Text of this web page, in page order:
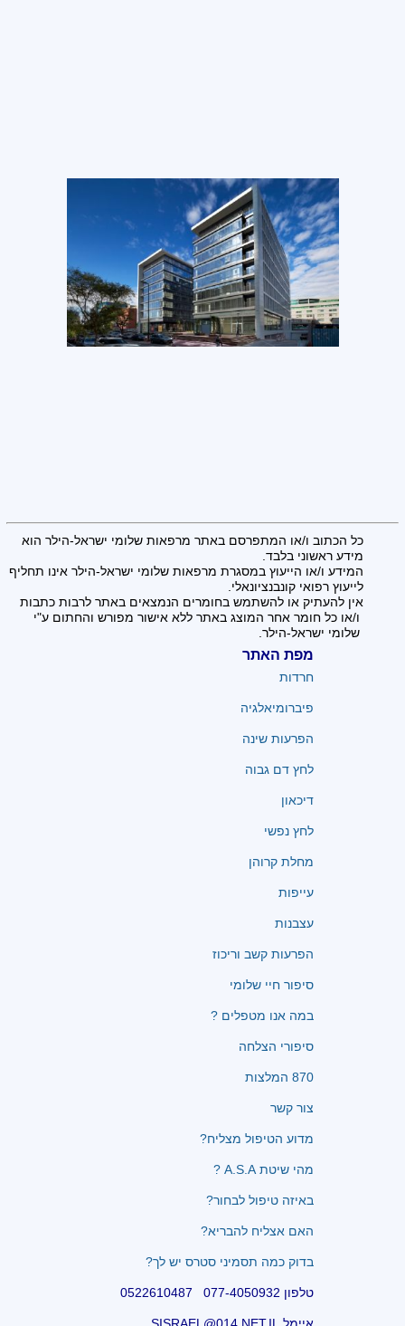
כל הכתוב ו/או המתפרסם באתר מרפאות שלומי ישראל-הילר הוא
מידע ראשוני בלבד.
המידע ו/או הייעוץ במסגרת מרפאות שלומי ישראל-הילר אינו תחליף
לייעוץ רפואי קונבנציונאלי.
אין להעתיק או להשתמש בחומרים הנמצאים באתר לרבות כתבות
ו/או כל חומר אחר המוצג באתר ללא אישור מפורש והחתום ע"י
שלומי ישראל-הילר.
מפת האתר
חרדות
פיברומיאלגיה
הפרעות שינה
לחץ דם גבוה
דיכאון
לחץ נפשי
מחלת קרוהן
עייפות
עצבנות
הפרעות קשב וריכוז
סיפור חיי שלומי
במה אנו מטפלים ?
סיפורי הצלחה
870 המלצות
צור קשר
מדוע הטיפול מצליח?
מהי שיטת A.S.A ?
באיזה טיפול לבחור?
האם אצליח להבריא?
בדוק כמה תסמיני סטרס יש לך?
טלפון 077-4050932 0522610487